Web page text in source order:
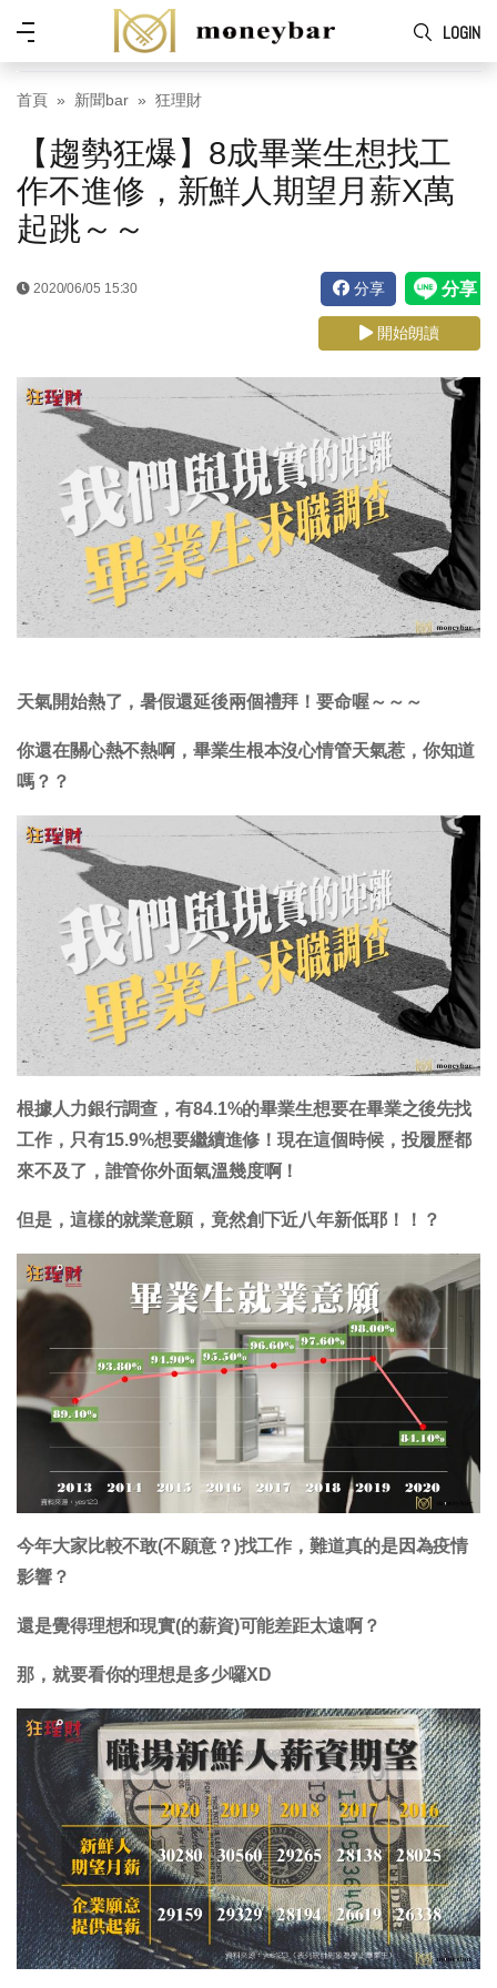
Skip to main content
LOGIN
功
能
表
首頁 新聞bar 狂理財
【趨勢狂爆】8成畢業生想找工
作不進修，新鮮人期望月薪X萬
起跳～～
2020/06/05 15:30 分享
開始朗讀
天氣開始熱了，暑假還延後兩個禮拜！要命喔～～～
你還在關心熱不熱啊，畢業生根本沒心情管天氣惹，你知道
嗎？？
根據人力銀行調查，有84.1%的畢業生想要在畢業之後先找
工作，只有15.9%想要繼續進修！現在這個時候，投履歷都
來不及了，誰管你外面氣溫幾度啊！
但是，這樣的就業意願，竟然創下近八年新低耶！！？
今年大家比較不敢(不願意？)找工作，難道真的是因為疫情
影響？
還是覺得理想和現實(的薪資)可能差距太遠啊？
那，就要看你的理想是多少囉XD